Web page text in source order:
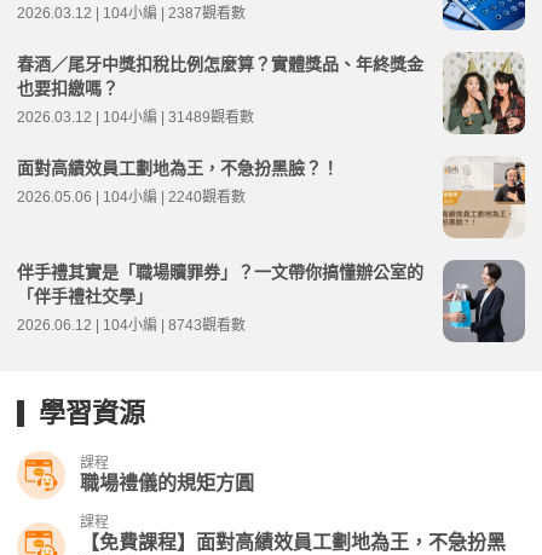
2026.03.12 | 104小編 | 2387觀看數
春酒／尾牙中獎扣稅比例怎麼算？實體獎品、年終獎金
也要扣繳嗎？
2026.03.12 | 104小編 | 31489觀看數
面對高績效員工劃地為王，不急扮黑臉？！
2026.05.06 | 104小編 | 2240觀看數
伴手禮其實是「職場贖罪券」？一文帶你搞懂辦公室的
「伴手禮社交學」
2026.06.12 | 104小編 | 8743觀看數
學習資源
課程
職場禮儀的規矩方圓
課程
【免費課程】面對高績效員工劃地為王，不急扮黑